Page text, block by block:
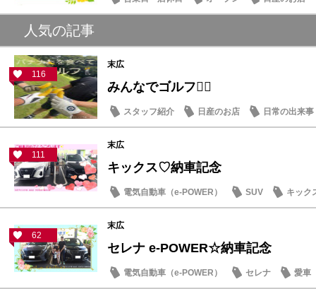
人気の記事
116
末広
みんなでゴルフ🏌️‍♂️
スタッフ紹介 日産のお店 日常の出来事
111
末広
キックス♡納車記念
電気自動車（e-POWER） SUV キック
62
末広
セレナ e-POWER☆納車記念
電気自動車（e-POWER） セレナ 愛車